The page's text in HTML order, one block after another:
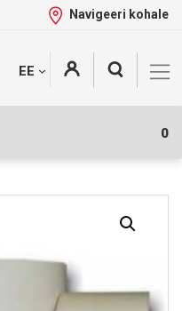
Navigeeri kohale
EE
0
+